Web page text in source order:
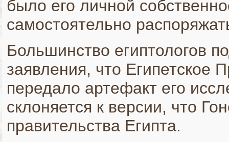
было его личной
самостоятельно
Большинство египтологов
заявления, что Египетское
передало артефакт его
склоняется к версии, что
правительства Египта.